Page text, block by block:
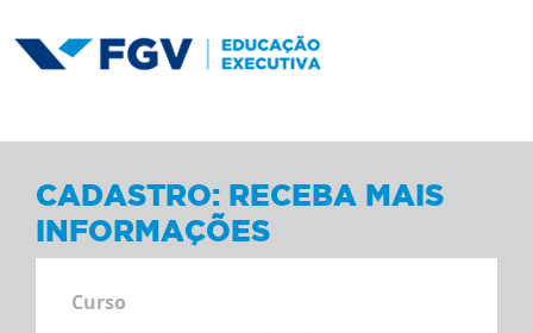
CADASTRO: RECEBA MAIS
INFORMAÇÕES
Curso